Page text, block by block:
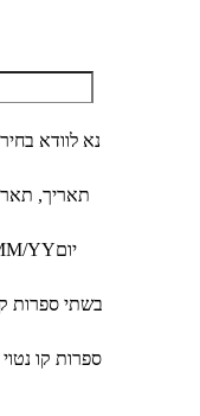
נא לוודא
תאריך,
YYיום
בשתי ספרות
ספרות קו